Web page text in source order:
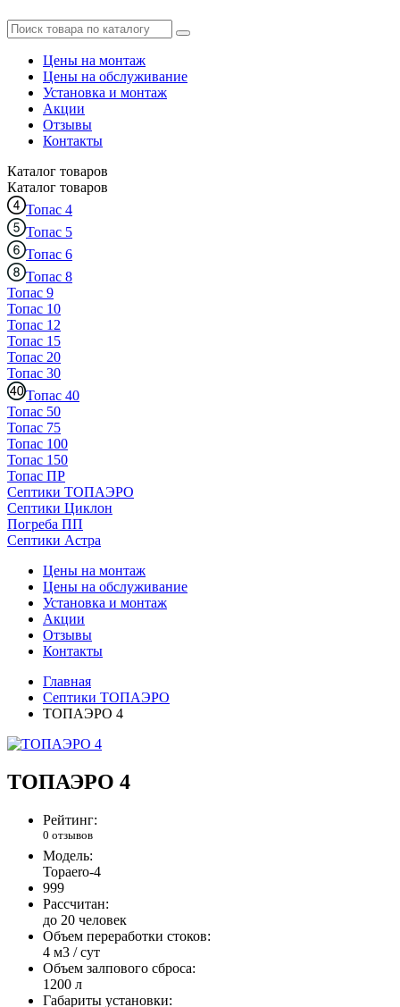
Цены на монтаж
Цены на обслуживание
Установка и монтаж
Акции
Отзывы
Контакты
Каталог товаров
Каталог товаров
Топас 4
Топас 5
Топас 6
Топас 8
Топас 9
Топас 10
Топас 12
Топас 15
Топас 20
Топас 30
Топас 40
Топас 50
Топас 75
Топас 100
Топас 150
Топас ПР
Септики ТОПАЭРО
Септики Циклон
Погреба ПП
Септики Астра
Цены на монтаж
Цены на обслуживание
Установка и монтаж
Акции
Отзывы
Контакты
Главная
Септики ТОПАЭРО
ТОПАЭРО 4
ТОПАЭРО 4
Рейтинг:
0 отзывов
Модель:
Topaero-4
999
Рассчитан:
до 20 человек
Объем переработки стоков:
4 м3 / сут
Объем залпового сброса:
1200 л
Габариты установки: